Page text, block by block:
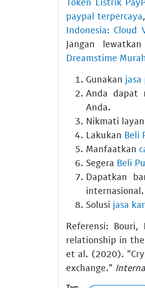
paypal terpercaya
Indonesia: Cloud
Jangan
Dreamstime Murah
Gunakan jasa
Anda dapat
Anda.
Nikmati
Lakukan Beli
Manfaatkan
Segera Beli
Dapatkan
internasional.
Solusi jasa
Referensi:
relationship in
et al. (2020).
exchange."